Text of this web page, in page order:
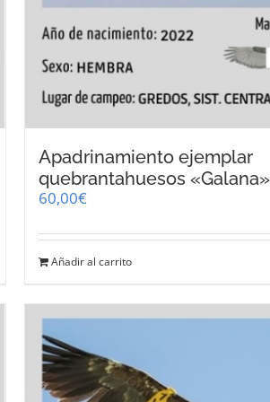
Apadrinamiento ejemplar
quebrantahuesos «Galana»
60,00€
Añadir al carrito